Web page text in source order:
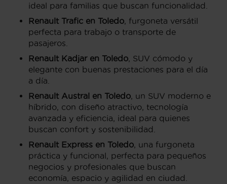
ideal para familias que buscan funcionalidad.
Renault Trafic en Toledo , furgoneta versátil
perfecta para trabajo o transporte de
pasajeros.
Renault Kadjar en Toledo , SUV cómodo y
elegante con buenas prestaciones para el día
a día.
Renault Austral en Toledo , un SUV moderno e
híbrido, con diseño atractivo, tecnología
avanzada y eficiencia, ideal para quienes
buscan confort y sostenibilidad.
Renault Express en Toledo , una furgoneta
práctica y funcional, perfecta para pequeños
negocios y profesionales que buscan
economía, espacio y agilidad en ciudad.